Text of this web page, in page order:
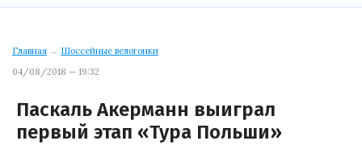
Главная → Шоссейные велогонки
04/08/2018 — 19:32
Паскаль Акерманн выиграл
первый этап «Тура Польши»